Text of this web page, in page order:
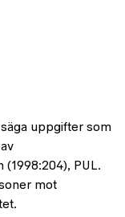
uppgifter som
PUL.
mot